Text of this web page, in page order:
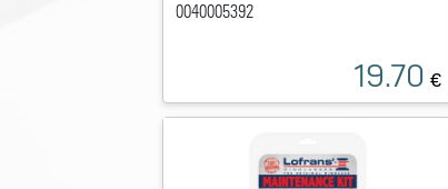
0040005392
19.70 €